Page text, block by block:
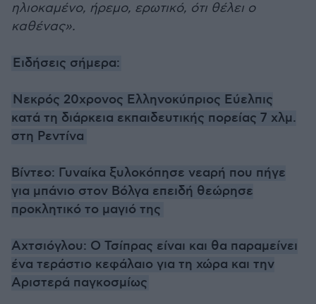
ηλιοκαμένο, ήρεμο, ερωτικό, ότι θέλει ο
καθένας».
Ειδήσεις σήμερα:
Νεκρός 20χρονος Ελληνοκύπριος Εύελπις
κατά τη διάρκεια εκπαιδευτικής πορείας 7 χλμ.
στη Ρεντίνα
Βίντεο: Γυναίκα ξυλοκόπησε νεαρή που πήγε
για μπάνιο στον Βόλγα επειδή θεώρησε
προκλητικό το μαγιό της
Αχτσιόγλου: Ο Τσίπρας είναι και θα παραμείνει
ένα τεράστιο κεφάλαιο για τη χώρα και την
Αριστερά παγκοσμίως